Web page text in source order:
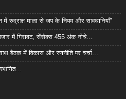
रुद्राक्ष माला से जप के नियम और सावधानियाँ”
में गिरावट, सेंसेक्स 455 अंक नीचे…
बैठक में विकास और रणनीति पर चर्चा…